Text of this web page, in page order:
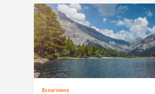
Escursione